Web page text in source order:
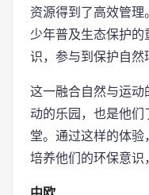
资源得到了高效管
少年普及生态保护
识，参与到保护自然
这一融合自然与运
动的乐园，也是他
堂。通过这样的体验
培养他们的环保意识